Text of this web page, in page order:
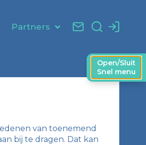
Partners
van toenemend
bij te dragen. Dat kan
Open/Sluit
Snel menu